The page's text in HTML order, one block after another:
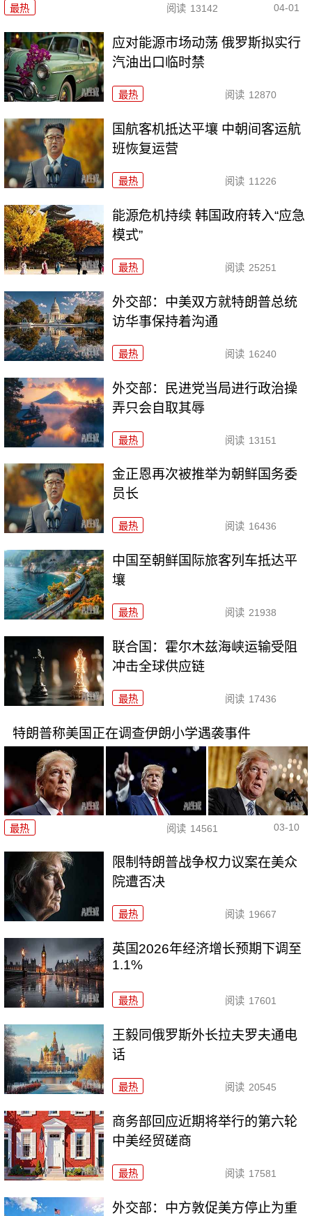
最热 阅读 13142 04-01
应对能源市场动荡 俄罗斯拟实行
汽油出口临时禁
最热 阅读 12870
国航客机抵达平壤 中朝间客运航
班恢复运营
最热 阅读 11226
能源危机持续 韩国政府转入“应急
模式”
最热 阅读 25251
外交部：中美双方就特朗普总统
访华事保持着沟通
最热 阅读 16240
外交部：民进党当局进行政治操
弄只会自取其辱
最热 阅读 13151
金正恩再次被推举为朝鲜国务委
员长
最热 阅读 16436
中国至朝鲜国际旅客列车抵达平
壤
最热 阅读 21938
联合国：霍尔木兹海峡运输受阻
冲击全球供应链
最热 阅读 17436
特朗普称美国正在调查伊朗小学遇袭事件
最热 阅读 14561 03-10
限制特朗普战争权力议案在美众
院遭否决
最热 阅读 19667
英国2026年经济增长预期下调至
1.1%
最热 阅读 17601
王毅同俄罗斯外长拉夫罗夫通电
话
最热 阅读 20545
商务部回应近期将举行的第六轮
中美经贸磋商
最热 阅读 17581
外交部：中方敦促美方停止为重